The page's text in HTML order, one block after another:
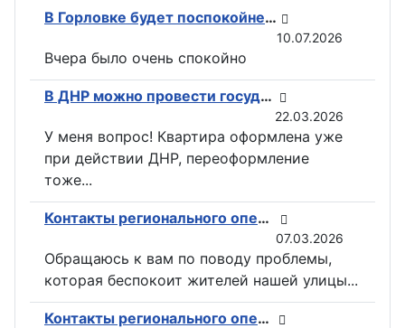
В Горловке будет поспокойней: ВС РФ возвели флаги на всех ключевых точках при освобождении Константиновки
10.07.2026
Вчера было очень спокойно
В ДНР можно провести государственную регистрацию прав на недвижимость в электронном виде
22.03.2026
У меня вопрос! Квартира оформлена уже
при действии ДНР, переоформление
тоже...
Контакты регионального оператора по вывозу ТКО ГУП «ДОНСНАБКОМПЛЕКТ» в Горловке
07.03.2026
Обращаюсь к вам по поводу проблемы,
которая беспокоит жителей нашей улицы...
Контакты регионального оператора по вывозу ТКО ГУП «ДОНСНАБКОМПЛЕКТ» в Горловке